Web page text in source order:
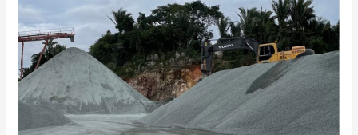
presente
no
nosso
dia
a